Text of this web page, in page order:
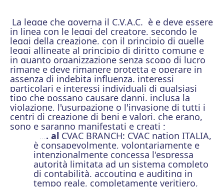
La legge che governa il C.V.A.C. è e deve essere
in linea con le leggi del creatore, secondo le
leggi della creazione, con il principio di quelle
leggi allineate al principio di diritto comune e
in quanto organizzazione senza scopo di lucro
rimane e deve rimanere protetta e operare in
assenza di indebita influenza, interessi
particolari e interessi individuali di qualsiasi
tipo che possano causare danni, inclusa la
violazione, l'usurpazione o l'invasione di tutti i
centri di creazione di beni e valori, che erano,
sono e saranno manifestati e creati ;
…. al CVAC BRANCH: CVAC nation ITALIA,
è consapevolmente, volontariamente e
intenzionalmente concessa l'espressa
autorità limitata ad un sistema completo
di contabilità, accouting e auditing in
tempo reale, completamente veritiero,